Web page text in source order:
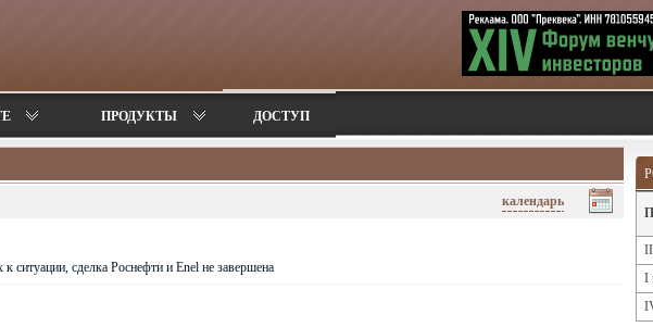
ПРОДУКТЫ ДОСТУП
I
календарь
ситуации, сделка Роснефти и Enel не завершена